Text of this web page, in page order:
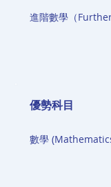
進階數學（
​優勢科目
數學